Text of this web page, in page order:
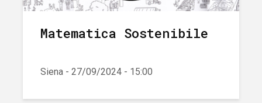
Matematica Sostenibile
Siena - 27/09/2024 - 15:00